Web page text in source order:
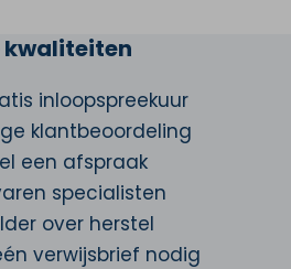
kwaliteiten
inloopspreekuur
klantbeoordeling
een afspraak
specialisten
over herstel
verwijsbrief nodig